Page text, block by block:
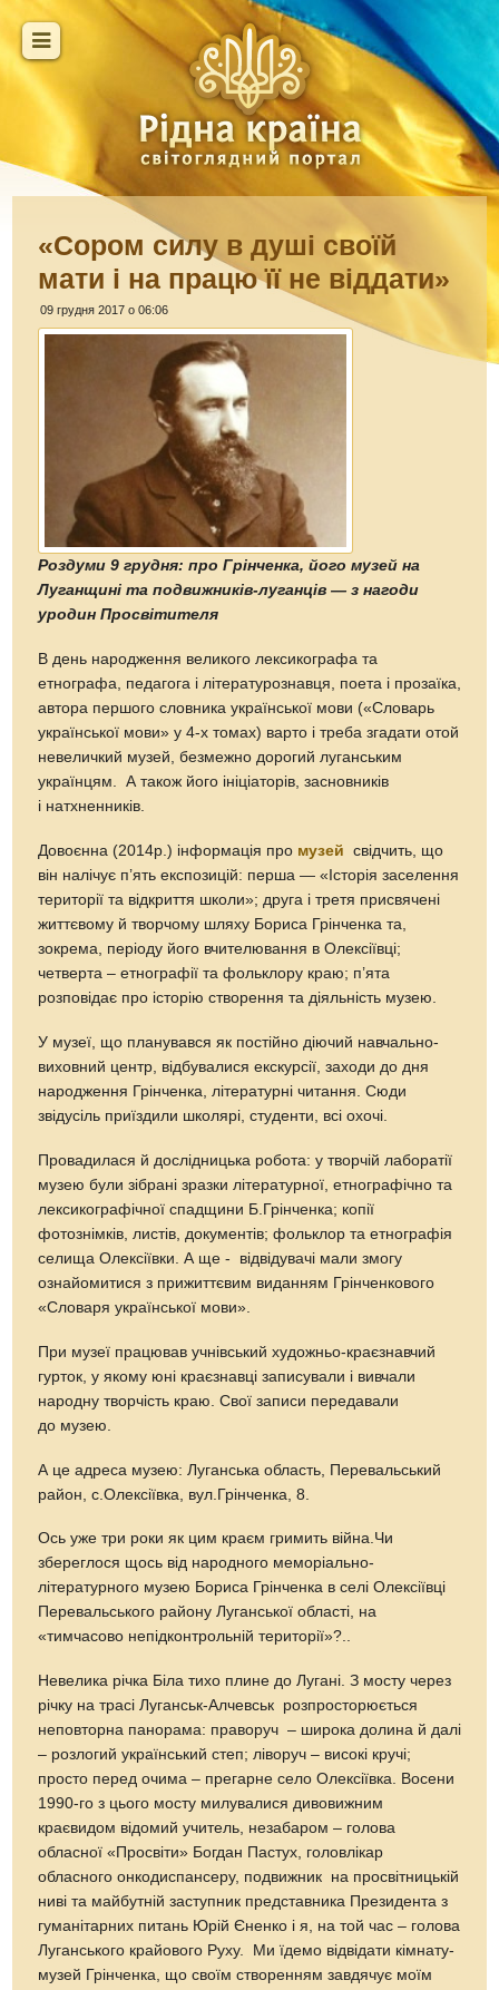
«Сором силу в душі своїй
мати і на працю її не віддати»
09 грудня 2017 о 06:06
Роздуми 9 грудня: про Грінченка, його музей на
Луганщині та подвижників-луганців — з нагоди
уродин Просвітителя
В день народження великого лексикографа та
етнографа, педагога і літературознавця, поета і прозаїка,
автора першого словника української мови («Словарь
української мови» у 4-х томах) варто і треба згадати отой
невеличкий музей, безмежно дорогий луганським
українцям. А також його ініціаторів, засновників
і натхненників.
Довоєнна (2014р.) інформація про музей свідчить, що
він налічує п’ять експозицій: перша — «Історія заселення
території та відкриття школи»; друга і третя присвячені
життєвому й творчому шляху Бориса Грінченка та,
зокрема, періоду його вчителювання в Олексіївці;
четверта – етнографії та фольклору краю; п’ята
розповідає про історію створення та діяльність музею.
У музеї, що планувався як постійно діючий навчально-
виховний центр, відбувалися екскурсії, заходи до дня
народження Грінченка, літературні читання. Сюди
звідусіль приїздили школярі, студенти, всі охочі.
Провадилася й дослідницька робота: у творчій лаборатії
музею були зібрані зразки літературної, етнографічно та
лексикографічної спадщини Б.Грінченка; копії
фотознімків, листів, документів; фольклор та етнографія
селища Олексіївки. А ще - відвідувачі мали змогу
ознайомитися з прижиттєвим виданням Грінченкового
«Словаря української мови».
При музеї працював учнівський художньо-краєзнавчий
гурток, у якому юні краєзнавці записували і вивчали
народну творчість краю. Свої записи передавали
до музею.
А це адреса музею: Луганська область, Перевальський
район, с.Олексіївка, вул.Грінченка, 8.
Ось уже три роки як цим краєм гримить війна.Чи
збереглося щось від народного меморіально-
літературного музею Бориса Грінченка в селі Олексіївці
Перевальського району Луганської області, на
«тимчасово непідконтрольній території»?..
Невелика річка Біла тихо плине до Лугані. З мосту через
річку на трасі Луганськ-Алчевськ розпросторюється
неповторна панорама: праворуч – широка долина й далі
– розлогий український степ; ліворуч – високі кручі;
просто перед очима – прегарне село Олексіївка. Восени
1990-го з цього мосту милувалися дивовижним
краєвидом відомий учитель, незабаром – голова
обласної «Просвіти» Богдан Пастух, головлікар
обласного онкодиспансеру, подвижник на просвітницькій
ниві та майбутній заступник представника Президента з
гуманітарних питань Юрій Єненко і я, на той час – голова
Луганського крайового Руху. Ми їдемо відвідати кімнату-
музей Грінченка, що своїм створенням завдячує моїм